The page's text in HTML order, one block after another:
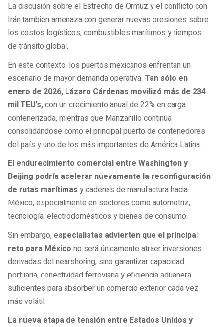
La discusión sobre el Estrecho de Ormuz y el conflicto con
Irán también amenaza con generar nuevas presiones sobre
los costos logísticos, combustibles marítimos y tiempos
de tránsito global.
En este contexto, los puertos mexicanos enfrentan un
escenario de mayor demanda operativa. Tan sólo en
enero de 2026, Lázaro Cárdenas movilizó más de 234
mil TEU’s,con un crecimiento anual de 22% en carga
contenerizada, mientras que Manzanillo continúa
consolidándose como el principal puerto de contenedores
del país y uno de los más importantes de América Latina.
El endurecimiento comercial entre Washington y
Beijing podría acelerar nuevamente la reconfiguración
de rutas marítimas y cadenas de manufactura hacia
México, especialmente en sectores como automotriz,
tecnología, electrodomésticos y bienes de consumo.
Sin embargo, especialistas advierten que el principal
reto para México no será únicamente atraer inversiones
derivadas del nearshoring, sino garantizar capacidad
portuaria, conectividad ferroviaria y eficiencia aduanera
suficientes para absorber un comercio exterior cada vez
más volátil.
La nueva etapa de tensión entre Estados Unidos y